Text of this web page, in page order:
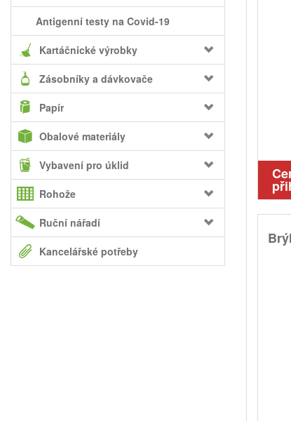
Antigenní testy na Covid-19
Kartáčnické výrobky
Zásobníky a dávkovače
Papír
Obalové materiály
Vybavení pro úklid
Rohože
Ruční nářadí
Kancelářské potřeby